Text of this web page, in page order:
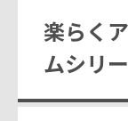
楽らく
ムシリ